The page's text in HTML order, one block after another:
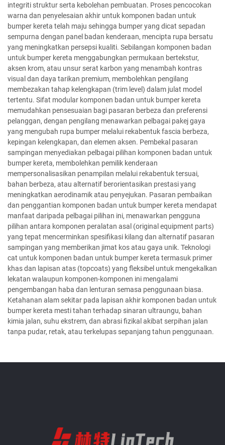
integriti struktur serta kebolehan pembuatan. Proses pencocokan
warna dan penyelesaian akhir untuk komponen badan untuk
bumper kereta telah maju sehingga bumper yang dicat sepadan
sempurna dengan panel badan kenderaan, mencipta rupa bersatu
yang meningkatkan persepsi kualiti. Sebilangan komponen badan
untuk bumper kereta menggabungkan permukaan bertekstur,
aksen krom, atau unsur serat karbon yang menambah kontras
visual dan daya tarikan premium, membolehkan pengilang
membezakan tahap kelengkapan (trim level) dalam julat model
tertentu. Sifat modular komponen badan untuk bumper kereta
memudahkan pensesuaian bagi pasaran berbeza dan preferensi
pelanggan, dengan pengilang menawarkan pelbagai pakej gaya
yang mengubah rupa bumper melalui rekabentuk fascia berbeza,
kepingan kelengkapan, dan elemen aksen. Pembekal pasaran
sampingan menyediakan pelbagai pilihan komponen badan untuk
bumper kereta, membolehkan pemilik kenderaan
mempersonalisasikan penampilan melalui rekabentuk tersuai,
bahan berbeza, atau alternatif berorientasikan prestasi yang
meningkatkan aerodinamik atau penyejukan. Pasaran pembaikan
dan penggantian komponen badan untuk bumper kereta mendapat
manfaat daripada pelbagai pilihan ini, menawarkan pengguna
pilihan antara komponen peralatan asal (original equipment parts)
yang tepat mencerminkan spesifikasi kilang dan alternatif pasaran
sampingan yang memberikan jimat kos atau gaya unik. Teknologi
cat untuk komponen badan untuk bumper kereta termasuk primer
khas dan lapisan atas (topcoats) yang fleksibel untuk mengekalkan
lekatan walaupun komponen-komponen ini mengalami
pengembangan haba dan lenturan semasa penggunaan biasa.
Ketahanan alam sekitar pada lapisan akhir komponen badan untuk
bumper kereta mesti tahan terhadap sinaran ultraungu, bahan
kimia jalan, suhu ekstrem, dan abrasi fizikal akibat serpihan jalan
tanpa pudar, retak, atau terkelupas sepanjang tahun penggunaan.